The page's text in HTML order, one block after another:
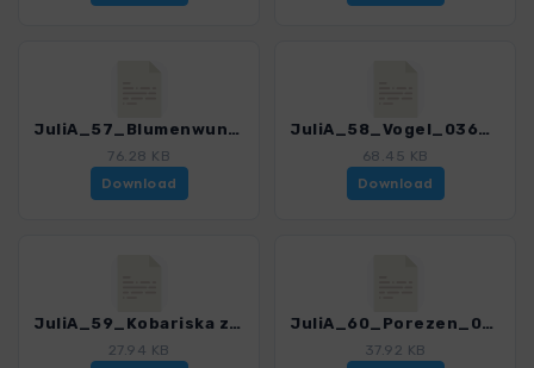
JuliA_57_Blumenwunder auf der Crna prst_0366_2.gpx
76.28 KB
Download
JuliA_58_Vogel_0366_2.gpx
68.45 KB
Download
JuliA_59_Kobariska zgodovinska pot_0366_2.gpx
27.94 KB
JuliA_60_Porezen_0366_2.gpx
37.92 KB